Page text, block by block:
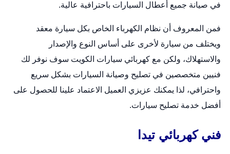
في صيانة جميع أعطال السيارات باحترافية عالية.
فمن المعروف أن نظام الكهرباء الخاص بكل سيارة معقد
ويختلف من سيارة لأخرى على أساس النوع والإصدار
والاستهلاك، ولكن مع كهربائي سيارات الكويت سوف نوفر لك
فنيين متخصصين في تصليح وصيانة السيارات بشكل سريع
واحترافي، لذا يمكنك عزيزي العميل الاعتماد علينا للحصول على
أفضل خدمة تصليح سيارات.
فني كهربائي تيدا